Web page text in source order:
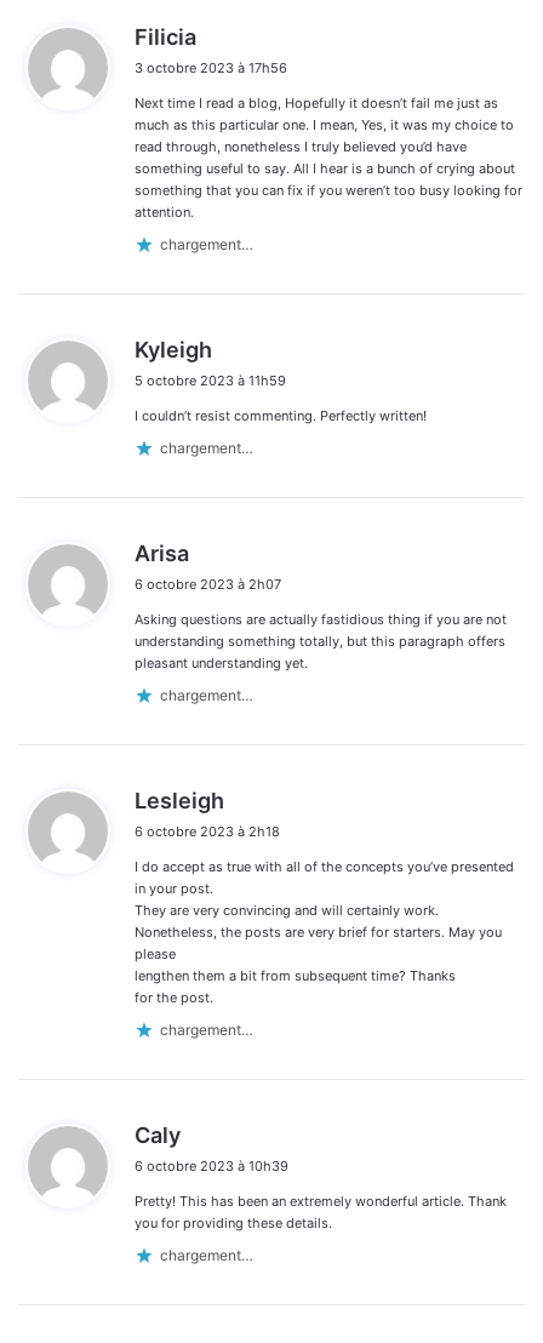
Filicia
t
:
3 octobre 2023 à 17h56
Next time I read a blog, Hopefully it doesn’t fail me just as
much as this particular one. I mean, Yes, it was my choice to
read through, nonetheless I truly believed you’d have
something useful to say. All I hear is a bunch of crying about
something that you can fix if you weren’t too busy looking for
attention.
chargement…
Kyleigh
t
5 octobre 2023 à 11h59
I couldn’t resist commenting. Perfectly written!
chargement…
Arisa
t
:
6 octobre 2023 à 2h07
Asking questions are actually fastidious thing if you are not
understanding something totally, but this paragraph offers
pleasant understanding yet.
chargement…
Lesleigh
t
6 octobre 2023 à 2h18
I do accept as true with all of the concepts you’ve presented
in your post.
They are very convincing and will certainly work.
Nonetheless, the posts are very brief for starters. May you
please
lengthen them a bit from subsequent time? Thanks
for the post.
chargement…
Caly
t
:
6 octobre 2023 à 10h39
Pretty! This has been an extremely wonderful article. Thank
you for providing these details.
chargement…